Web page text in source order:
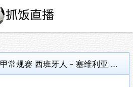
[咪咕体育]- 05-09 西甲常规赛 西班牙人 - 塞维利亚 录像